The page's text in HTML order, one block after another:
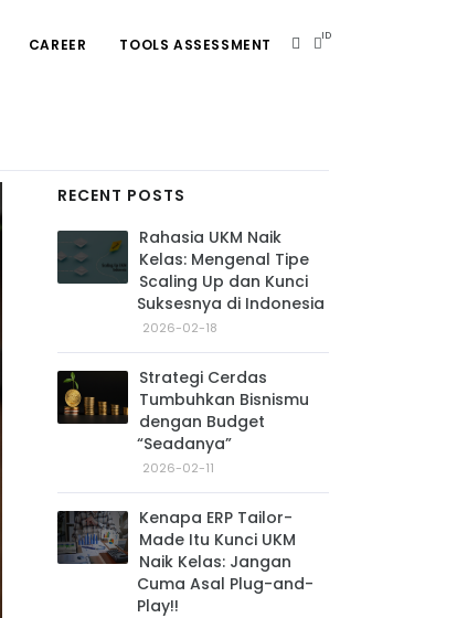
ID
CAREER TOOLS ASSESSMENT
RECENT POSTS
Rahasia UKM Naik
Kelas: Mengenal Tipe
Scaling Up dan Kunci
Suksesnya di Indonesia
2026-02-18
Strategi Cerdas
Tumbuhkan Bisnismu
dengan Budget
“Seadanya”
2026-02-11
Kenapa ERP Tailor-
Made Itu Kunci UKM
Naik Kelas: Jangan
Cuma Asal Plug-and-
Play!!